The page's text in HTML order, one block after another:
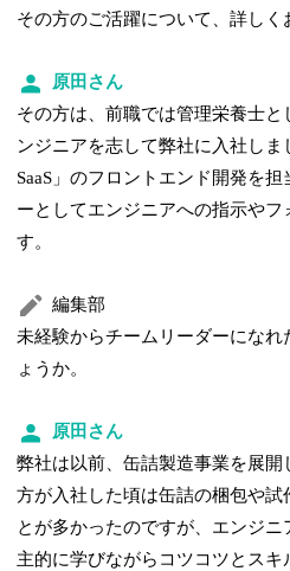
その方のご活躍について、詳しく
原田さん
その方は、前職では管理栄養士
ンジニアを志して弊社に入社し
SaaS」のフロントエンド開発を
ーとしてエンジニアへの指示やフ
す。
編集部
未経験からチームリーダーになれ
ょうか。
原田さん
弊社は以前、缶詰製造事業を展
方が入社した頃は缶詰の梱包や試
とが多かったのですが、エンジ
主的に学びながらコツコツとスキ